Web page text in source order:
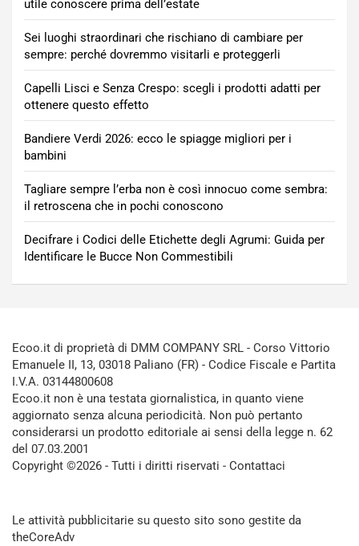
utile conoscere prima dell’estate
Sei luoghi straordinari che rischiano di cambiare per
sempre: perché dovremmo visitarli e proteggerli
Capelli Lisci e Senza Crespo: scegli i prodotti adatti per
ottenere questo effetto
Bandiere Verdi 2026: ecco le spiagge migliori per i
bambini
Tagliare sempre l’erba non è così innocuo come sembra:
il retroscena che in pochi conoscono
Decifrare i Codici delle Etichette degli Agrumi: Guida per
Identificare le Bucce Non Commestibili
Ecoo.it di proprietà di DMM COMPANY SRL - Corso Vittorio
Emanuele II, 13, 03018 Paliano (FR) - Codice Fiscale e Partita
I.V.A. 03144800608
Ecoo.it non è una testata giornalistica, in quanto viene
aggiornato senza alcuna periodicità. Non può pertanto
considerarsi un prodotto editoriale ai sensi della legge n. 62
del 07.03.2001
Copyright ©2026 - Tutti i diritti riservati - Contattaci
Le attività pubblicitarie su questo sito sono gestite da
theCoreAdv